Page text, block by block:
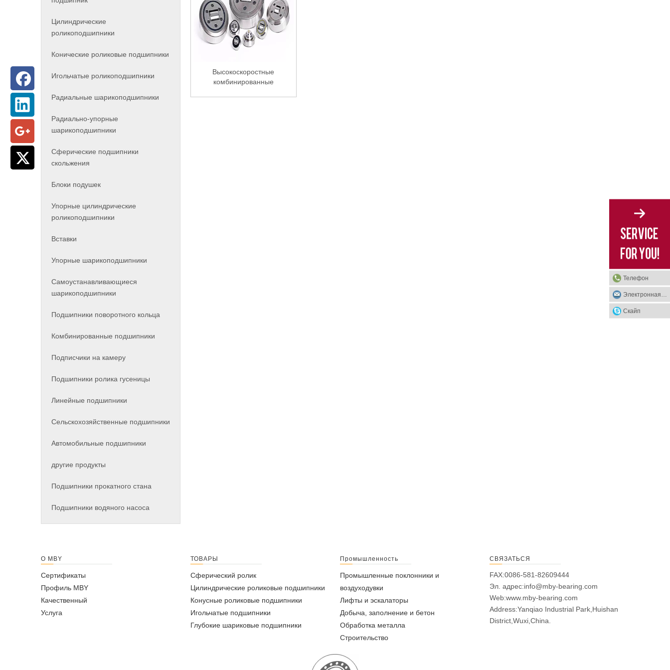
Цилиндрические
роликоподшипники
Конические роликовые подшипники
Игольчатые роликоподшипники
Радиальные шарикоподшипники
Радиально-упорные
шарикоподшипники
Сферические подшипники
скольжения
Блоки подушек
Упорные цилиндрические
роликоподшипники
Вставки
Упорные шарикоподшипники
Самоустанавливающиеся
шарикоподшипники
Подшипники поворотного кольца
Комбинированные подшипники
Подписчики на камеру
Подшипники ролика гусеницы
Линейные подшипники
Сельскохозяйственные подшипники
Автомобильные подшипники
другие продукты
Подшипники прокатного стана
Подшипники водяного насоса
Высокоскоростные
комбинированные
О MBY
Сертификаты
Профиль MBY
Качественный
Услуга
ТОВАРЫ
Сферический ролик
Цилиндрические роликовые подшипники
Конусные роликовые подшипники
Игольчатые подшипники
Глубокие шариковые подшипники
Промышленность
Промышленные поклонники и
воздуходувки
Лифты и эскалаторы
Добыча, заполнение и бетон
Обработка металла
Строительство
СВЯЗАТЬСЯ
FAX:0086-581-82609444
Эл. адрес:info@mby-bearing.com
Web:www.mby-bearing.com
Address:Yanqiao Industrial Park,Huishan
District,Wuxi,China.
Телефон
Скайп